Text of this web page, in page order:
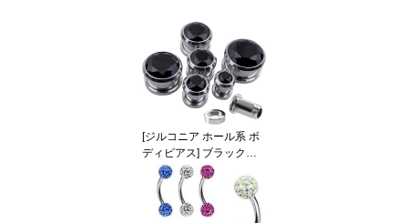
ス リングピアス メンズ
レディース ゴールド シ
ルバー 銀色 金色 18G 18
ゲージ 耳 軟骨 プレゼン
ト 彼氏 彼女 結婚式 ギフ
ト ポールリング 晴れ 太
陽 晴天 青空 フレア 炎 お
姉さん お兄さん 天気予
報
[ジルコニア ホール系 ボ
ディピアス] ブラックジ
ュエル トンネル ボディ
ーピアス 黒色 ラインス
トーン 8G 8ゲージ 6G 6
ゲージ 4G 4ゲージ 2ゲー